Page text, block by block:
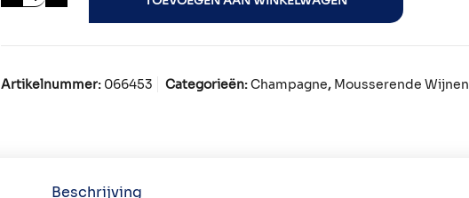
Artikelnummer: 066453 Categorieën:Champagne, Mousserende Wijnen
Beschrijving